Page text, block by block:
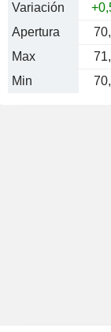
Variación
Apertura
Max
Min